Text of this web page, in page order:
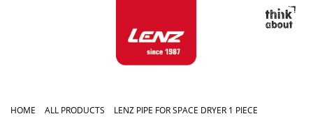
HOME ALL PRODUCTS LENZ PIPE FOR SPACE DRYER 1 PIECE